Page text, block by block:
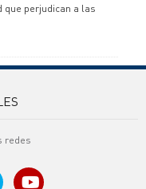
perjudican a las
redes